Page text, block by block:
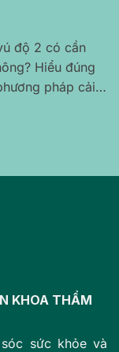
độ 2 có cần
Hiểu đúng
pháp cải
KHOA THẨM
sức khỏe và